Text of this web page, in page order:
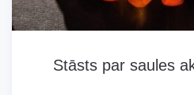
Stāsts par saules